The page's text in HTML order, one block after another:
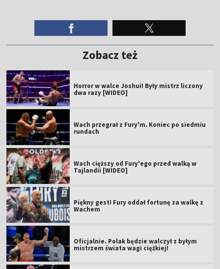
Zobacz też
Horror w walce Joshui! Były mistrz liczony
dwa razy [WIDEO]
Wach przegrał z Fury'm. Koniec po siedmiu
rundach
Wach cięższy od Fury'ego przed walką w
Tajlandii [WIDEO]
Piękny gest! Fury oddał fortunę za walkę z
Wachem
Oficjalnie. Polak będzie walczył z byłym
mistrzem świata wagi ciężkiej!